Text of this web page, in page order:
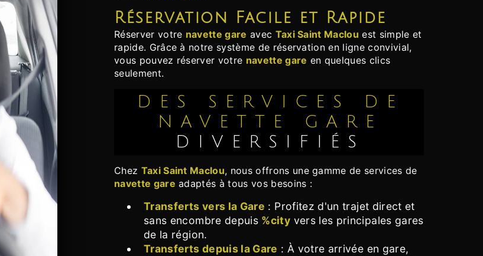
Réservation Facile et Rapide
Réserver votre navette gare avec Taxi Saint Maclou est simple et
rapide. Grâce à notre système de réservation en ligne convivial,
vous pouvez réserver votre navette gare en quelques clics
seulement.
DES SERVICES DE
NAVETTE GARE
DIVERSIFIÉS
Chez Taxi Saint Maclou, nous offrons une gamme de services de
navette gare adaptés à tous vos besoins :
Transferts vers la Gare : Profitez d'un trajet direct et
sans encombre depuis %city vers les principales gares
de la région.
Transferts depuis la Gare : À votre arrivée en gare,